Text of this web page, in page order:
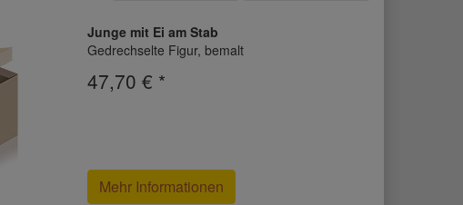
Junge mit Ei am Stab
Gedrechselte Figur, bemalt
47,70 € *
Mehr Informationen